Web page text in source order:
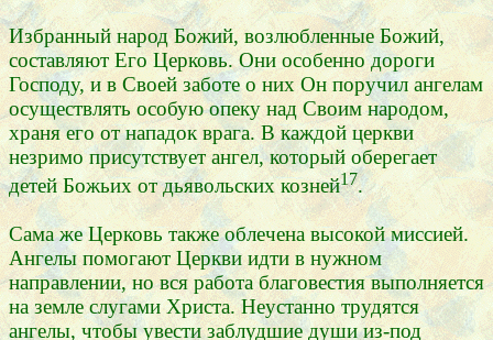
Избранный народ Божий, возлюбленные Божий,
составляют Его Церковь. Они особенно дороги
Господу, и в Своей заботе о них Он поручил ангелам
осуществлять особую опеку над Своим народом,
храня его от нападок врага. В каждой церкви
незримо присутствует ангел, который оберегает
детей Божьих от дьявольских козней17.
Сама же Церковь также облечена высокой миссией.
Ангелы помогают Церкви идти в нужном
направлении, но вся работа благовестия выполняется
на земле слугами Христа. Неустанно трудятся
ангелы, чтобы увести заблудшие души из-под